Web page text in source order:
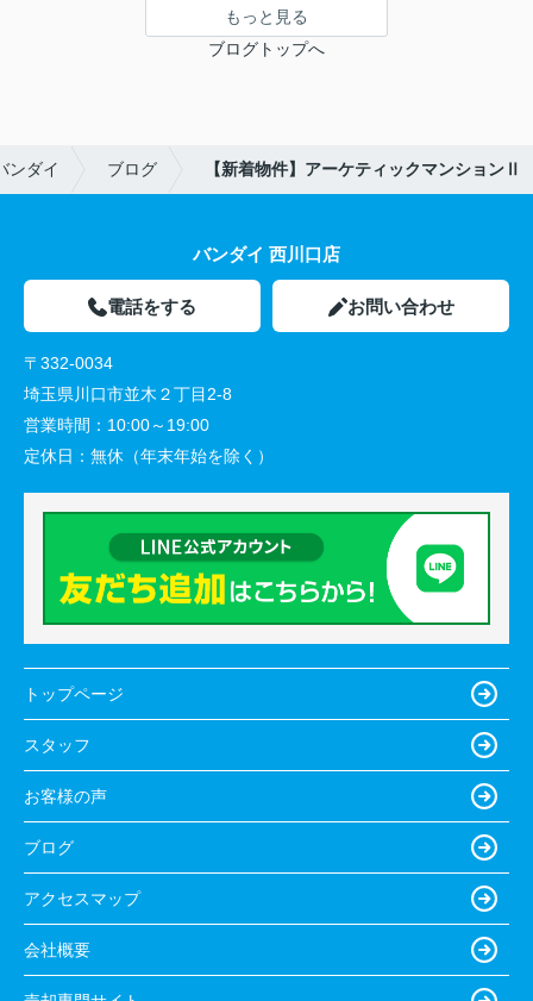
もっと見る
ブログトップへ
ンダイ ブログ 【新着物件】アーケティックマンションⅡ
バンダイ 西川口店
電話をする お問い合わせ
〒332-0034
埼玉県川口市並木２丁目2-8
営業時間： 10:00～19:00
定休日： 無休（年末年始を除く）
トップページ
スタッフ
お客様の声
ブログ
アクセスマップ
会社概要